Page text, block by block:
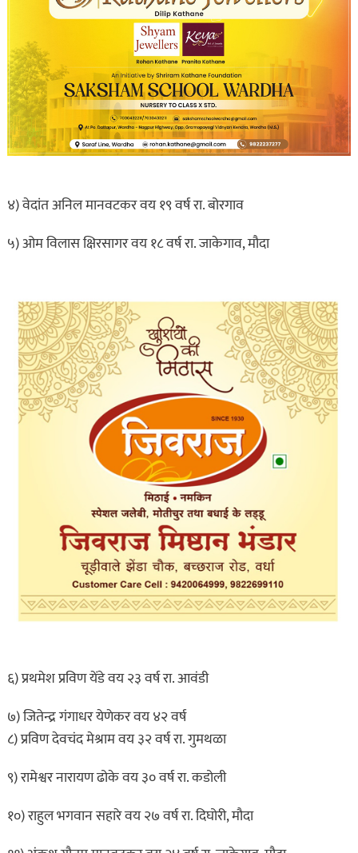
४) वेदांत अनिल मानवटकर वय १९ वर्ष रा. बोरगाव
५) ओम विलास क्षिरसागर वय १८ वर्ष रा. जाकेगाव, मौदा
६) प्रथमेश प्रविण येंडे वय २३ वर्ष रा. आवंडी
७) जितेन्द्र गंगाधर येणेकर वय ४२ वर्ष
८) प्रविण देवचंद मेश्राम वय ३२ वर्ष रा. गुमथळा
९) रामेश्वर नारायण ढोके वय ३० वर्ष रा. कडोली
१०) राहुल भगवान सहारे वय २७ वर्ष रा. दिघोरी, मौदा